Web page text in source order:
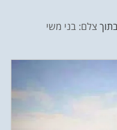
צלם: בני משי